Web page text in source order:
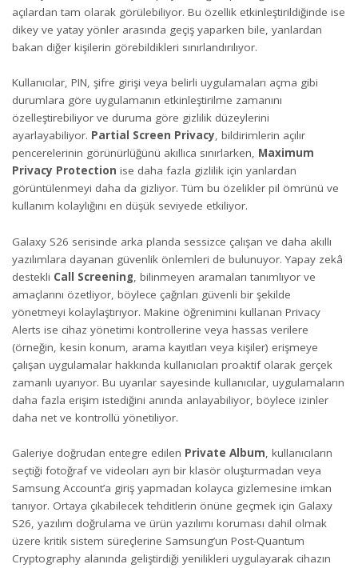
açılardan tam olarak görülebiliyor. Bu özellik etkinleştirildiğinde ise
dikey ve yatay yönler arasında geçiş yaparken bile, yanlardan
bakan diğer kişilerin görebildikleri sınırlandırılıyor.
Kullanıcılar, PIN, şifre girişi veya belirli uygulamaları açma gibi
durumlara göre uygulamanın etkinleştirilme zamanını
özelleştirebiliyor ve duruma göre gizlilik düzeylerini
ayarlayabiliyor. Partial Screen Privacy, bildirimlerin açılır
pencerelerinin görünürlüğünü akıllıca sınırlarken, Maximum
Privacy Protection ise daha fazla gizlilik için yanlardan
görüntülenmeyi daha da gizliyor. Tüm bu özelikler pil ömrünü ve
kullanım kolaylığını en düşük seviyede etkiliyor.
Galaxy S26 serisinde arka planda sessizce çalışan ve daha akıllı
yazılımlara dayanan güvenlik önlemleri de bulunuyor. Yapay zekâ
destekli Call Screening, bilinmeyen aramaları tanımlıyor ve
amaçlarını özetliyor, böylece çağrıları güvenli bir şekilde
yönetmeyi kolaylaştırıyor. Makine öğrenimini kullanan Privacy
Alerts ise cihaz yönetimi kontrollerine veya hassas verilere
(örneğin, kesin konum, arama kayıtları veya kişiler) erişmeye
çalışan uygulamalar hakkında kullanıcıları proaktif olarak gerçek
zamanlı uyarıyor. Bu uyarılar sayesinde kullanıcılar, uygulamaların
daha fazla erişim istediğini anında anlayabiliyor, böylece izinler
daha net ve kontrollü yönetiliyor.
Galeriye doğrudan entegre edilen Private Album, kullanıcıların
seçtiği fotoğraf ve videoları ayrı bir klasör oluşturmadan veya
Samsung Account’a giriş yapmadan kolayca gizlemesine imkan
tanıyor. Ortaya çıkabilecek tehditlerin önüne geçmek için Galaxy
S26, yazılım doğrulama ve ürün yazılımı koruması dahil olmak
üzere kritik sistem süreçlerine Samsung’un Post-Quantum
Cryptography alanında geliştirdiği yenilikleri uygulayarak cihazın